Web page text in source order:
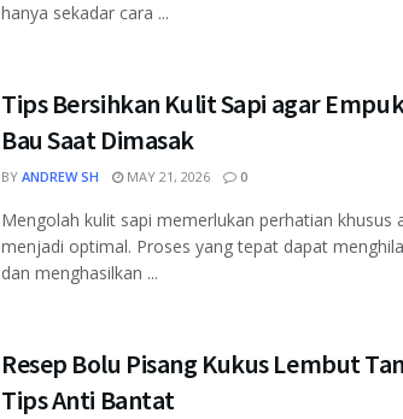
hanya sekadar cara ...
Tips Bersihkan Kulit Sapi agar
Bau Saat Dimasak
BY ANDREW SH MAY 21, 2026 0
Mengolah kulit sapi memerlukan perhatian khusus
menjadi optimal. Proses yang tepat dapat
dan menghasilkan ...
Resep Bolu Pisang Kukus Lembut
Tips Anti Bantat